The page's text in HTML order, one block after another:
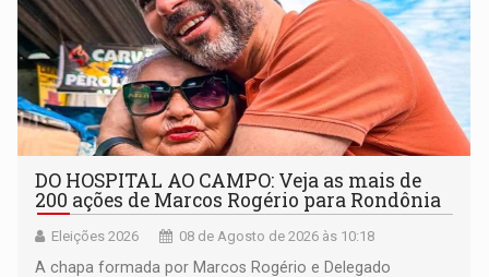
DO HOSPITAL AO CAMPO: Veja as mais de
200 ações de Marcos Rogério para Rondônia
Eleições 2026 08 de Agosto de 2026 às 10:18
A chapa formada por Marcos Rogério e Delegado